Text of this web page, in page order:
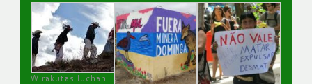
Wirakutas luchan